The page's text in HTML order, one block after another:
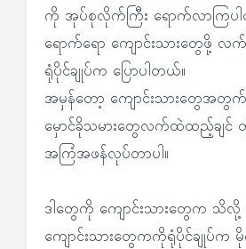
ကို အုပ်စုလိုက်ကြီး ရောက်လာကြ
ရောက်ရော ကျောင်းသားတွေဖို့ လ
ရုံပိုင်ချုပ်က ပြောပါတယ်။
အမှန်တော့ ကျောင်းသားတွေ
မှောင်ခိုသမားတွေလက်ထဲထည့်ချင်
အကြံအဖန်လုပ်တာပါ။
ဒါတွေကို ကျောင်းသားတွေက သိလို့
ကျောင်းသားတွေကကိုရုံပိုင်ချုပ်က